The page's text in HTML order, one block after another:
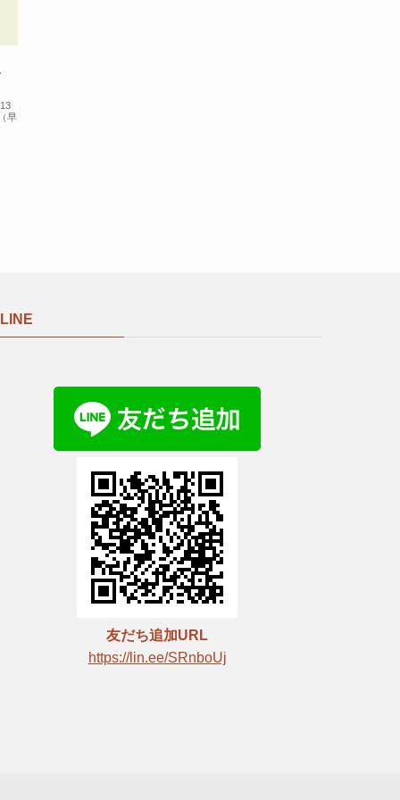
早
LINE
友だち追加URL
https://lin.ee/SRnboUj